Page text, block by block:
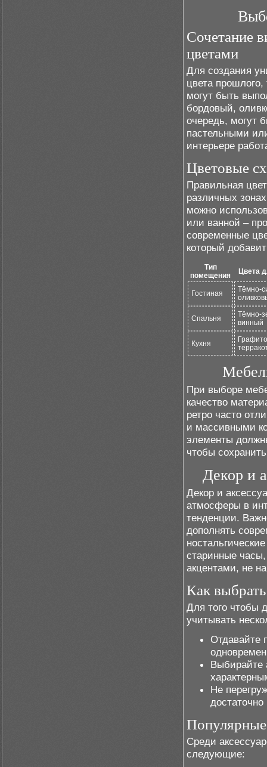
Сочетание
цветами
Для создания
цвета
могут быть
бордовый,
очередь, могут
пастельными
интерьере
Цветовые
Правильная
различных
можно
или ванной –
современные
который
Тип
помещения
Цвета
Гостиная
Тёмно-
Спальня
Тёмно-
винный
Кухня
При выборе
качество
ретро часто
и массивными
элементы
чтобы
Декор и
Декор и
атмосферы в
тенденции.
дополнять
старинные
акцентами, не
Как
Для того чтобы
учитывать
Отдавайте
Выбирайте
Не
Популярные
Среди
следующие: